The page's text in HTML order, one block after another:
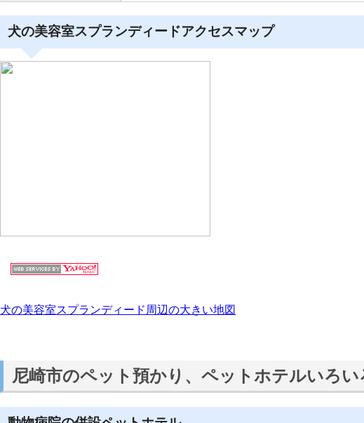
犬の美容室スプランディードアクセスマップ
犬の美容室スプランディード周辺の大きい地図
尼崎市のペット預かり、ペットホテルいろい